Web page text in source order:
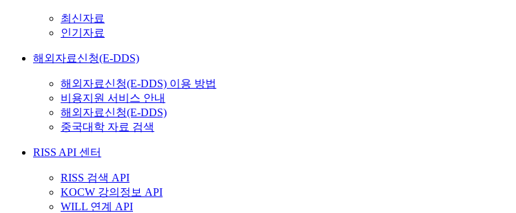
최신자료
인기자료
해외자료신청(E-DDS)
해외자료신청(E-DDS) 이용 방법
비용지원 서비스 안내
해외자료신청(E-DDS)
중국대학 자료 검색
RISS API 센터
RISS 검색 API
KOCW 강의정보 API
WILL 연계 API